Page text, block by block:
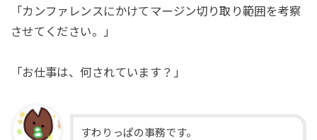
「カンファレンスにかけてマージン切り取り範囲を考察
させてください。」
「お仕事は、何されています？」
すわりっぱの事務です。